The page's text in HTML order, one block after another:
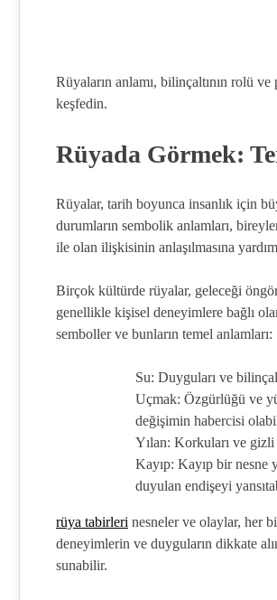
Rüyaların anlamı, bilinçaltının rolü
keşfedin.
Rüyada Görmek:
Rüyalar, tarih boyunca insanlık için
durumların sembolik anlamları,
ile olan ilişkisinin anlaşılmasına
Birçok kültürde rüyalar, geleceği
genellikle kişisel deneyimlere bağlı
semboller ve bunların temel anlamları:
Su: Duyguları ve
Uçmak: Özgürlüğü ve
değişimin habercisi
Yılan: Korkuları ve gizli
Kayıp: Kayıp bir nesne
duyulan endişeyi
rüya tabirleri nesneler ve olaylar, her
deneyimlerin ve duyguların dikkate
sunabilir.